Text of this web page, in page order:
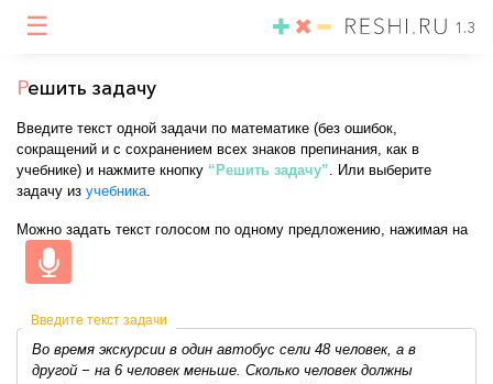
☰ 1.3
Решить задачу
Введите текст одной задачи по математике (без ошибок,
сокращений и с сохранением всех знаков препинания, как в
учебнике) и нажмите кнопку “Решить задачу”. Или выберите
задачу из учебника.
Можно задать текст голосом по одному предложению, нажимая на
Введите текст задачи